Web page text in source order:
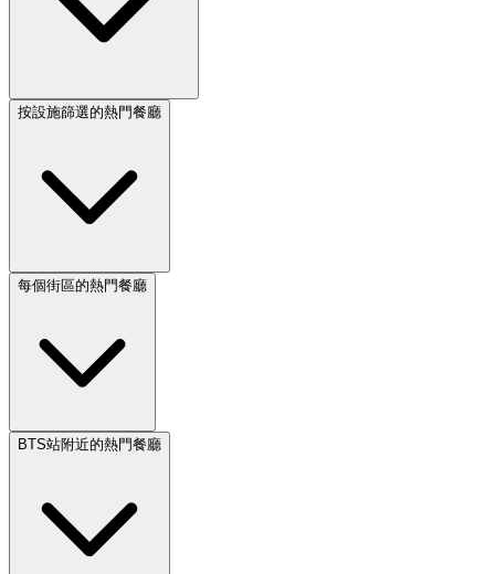
按設施篩選的熱門餐廳
每個街區的熱門餐廳
BTS站附近的熱門餐廳